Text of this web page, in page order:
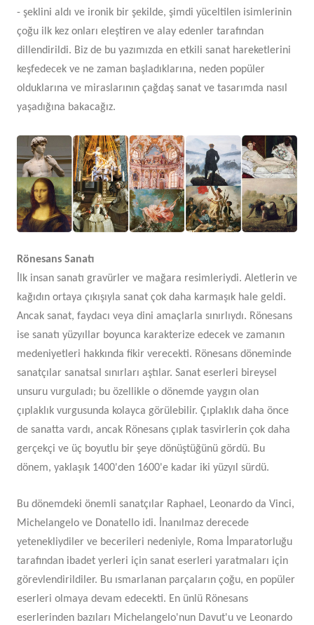
- şeklini aldı ve ironik bir şekilde, şimdi yüceltilen isimlerinin
çoğu ilk kez onları eleştiren ve alay edenler tarafından
dillendirildi. Biz de bu yazımızda en etkili sanat hareketlerini
keşfedecek ve ne zaman başladıklarına, neden popüler
olduklarına ve miraslarının çağdaş sanat ve tasarımda nasıl
yaşadığına bakacağız.
Rönesans Sanatı
İlk insan sanatı gravürler ve mağara resimleriydi. Aletlerin ve
kağıdın ortaya çıkışıyla sanat çok daha karmaşık hale geldi.
Ancak sanat, faydacı veya dini amaçlarla sınırlıydı. Rönesans
ise sanatı yüzyıllar boyunca karakterize edecek ve zamanın
medeniyetleri hakkında fikir verecekti. Rönesans döneminde
sanatçılar sanatsal sınırları aştılar. Sanat eserleri bireysel
unsuru vurguladı; bu özellikle o dönemde yaygın olan
çıplaklık vurgusunda kolayca görülebilir. Çıplaklık daha önce
de sanatta vardı, ancak Rönesans çıplak tasvirlerin çok daha
gerçekçi ve üç boyutlu bir şeye dönüştüğünü gördü. Bu
dönem, yaklaşık 1400'den 1600'e kadar iki yüzyıl sürdü.
Bu dönemdeki önemli sanatçılar Raphael, Leonardo da Vinci,
Michelangelo ve Donatello idi. İnanılmaz derecede
yetenekliydiler ve becerileri nedeniyle, Roma İmparatorluğu
tarafından ibadet yerleri için sanat eserleri yaratmaları için
görevlendirildiler. Bu ısmarlanan parçaların çoğu, en popüler
eserleri olmaya devam edecekti. En ünlü Rönesans
eserlerinden bazıları Michelangelo'nun Davut'u ve Leonardo